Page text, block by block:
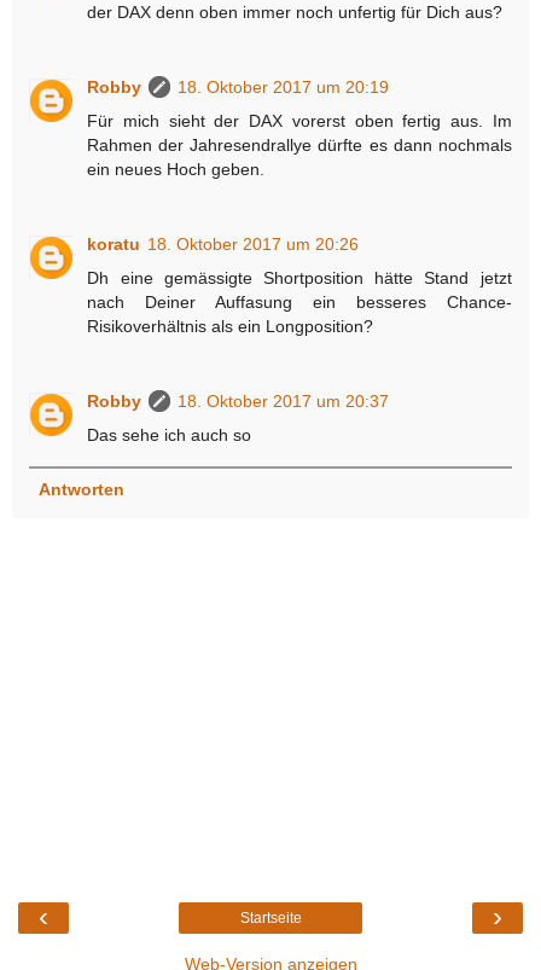
der DAX denn oben immer noch unfertig für Dich aus?
Robby
18. Oktober 2017 um 20:19
Für mich sieht der DAX vorerst oben fertig aus. Im
Rahmen der Jahresendrallye dürfte es dann nochmals
ein neues Hoch geben.
koratu 18. Oktober 2017 um 20:26
Dh eine gemässigte Shortposition hätte Stand jetzt
nach Deiner Auffasung ein besseres Chance-
Risikoverhältnis als ein Longposition?
Robby
18. Oktober 2017 um 20:37
Das sehe ich auch so
Antworten
‹ ›
Startseite
Web-Version anzeigen